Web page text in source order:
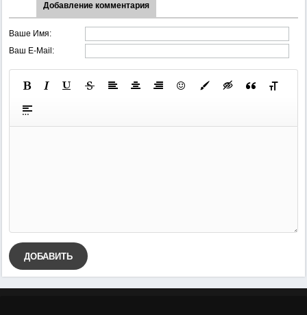
Добавление комментария
Ваше Имя:
Ваш E-Mail:
ДОБАВИТЬ